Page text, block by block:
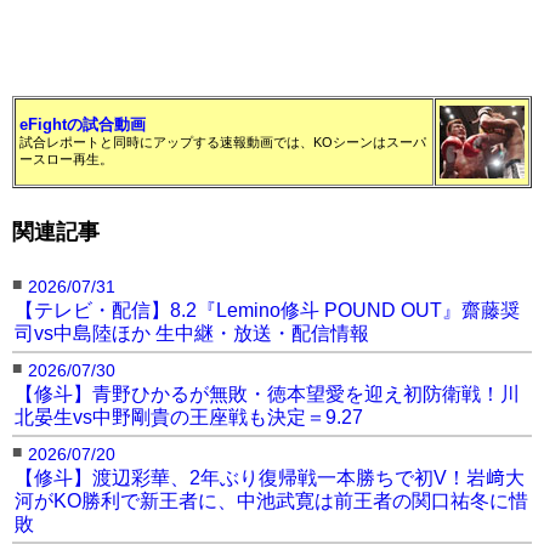
eFightの試合動画
試合レポートと同時にアップする速報動画では、KOシーンはスーパ
ースロー再生。
関連記事
■ 2026/07/31
【テレビ・配信】8.2『Lemino修斗 POUND OUT』齋藤奨
司vs中島陸ほか 生中継・放送・配信情報
■ 2026/07/30
【修斗】青野ひかるが無敗・徳本望愛を迎え初防衛戦！川
北晏生vs中野剛貴の王座戦も決定＝9.27
■ 2026/07/20
【修斗】渡辺彩華、2年ぶり復帰戦一本勝ちで初V！岩﨑大
河がKO勝利で新王者に、中池武寛は前王者の関口祐冬に惜
敗